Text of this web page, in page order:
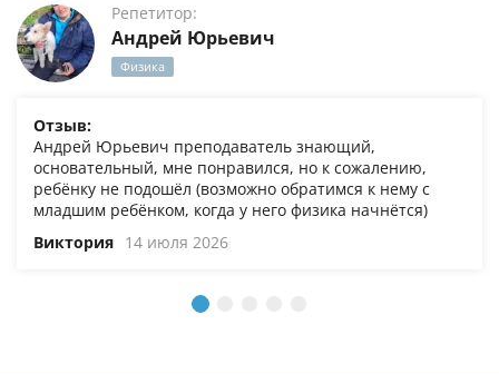
Репетитор:
Андрей Юрьевич
Физика
Отзыв:
Андрей Юрьевич преподаватель знающий,
основательный, мне понравился, но к сожалению,
ребёнку не подошёл (возможно обратимся к нему с
младшим ребёнком, когда у него физика начнётся)
Виктория 14 июля 2026